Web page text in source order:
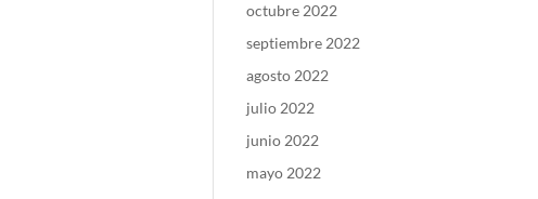
octubre 2022
septiembre 2022
agosto 2022
julio 2022
junio 2022
mayo 2022